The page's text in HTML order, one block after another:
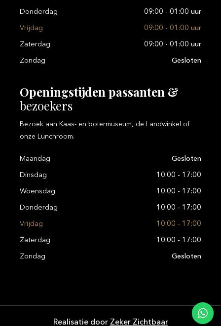
Donderdag 09:00 - 01:00 uur
Vrijdag 09:00 - 01:00 uur
Zaterdag 09:00 - 01:00 uur
Zondag Gesloten
Openingstijden passanten &
bezoekers
Bezoek aan Kaas- en botermuseum, de Landwinkel of
onze Lunchroom.
Maandag Gesloten
Dinsdag 10:00 - 17:00
Woensdag 10:00 - 17:00
Donderdag 10:00 - 17:00
Vrijdag 10:00 - 17:00
Zaterdag 10:00 - 17:00
Zondag Gesloten
Realisatie door Zeker Zichtbaar